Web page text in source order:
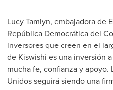
Lucy Tamlyn, embajadora de
República Democrática del
inversores que creen en el
de Kiswishi es una inversión
mucha fe, confianza y apoyo.
Unidos seguirá siendo una